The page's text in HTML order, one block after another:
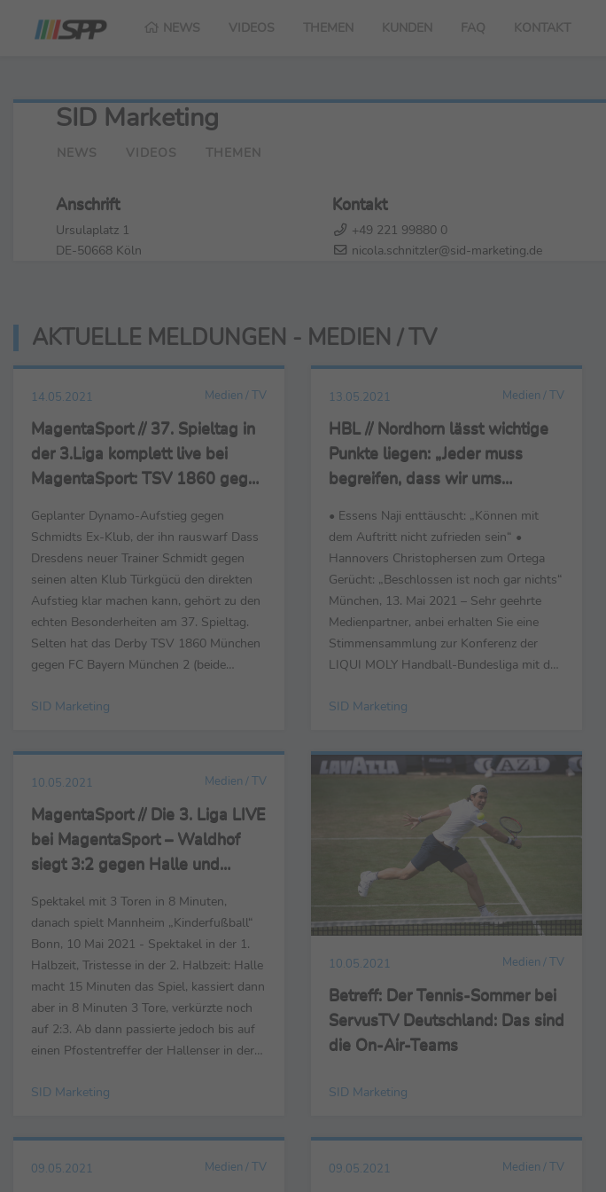
NEWS VIDEOS THEMEN KUNDEN FAQ KONTAKT
SID Marketing
NEWS VIDEOS THEMEN
Anschrift
Ursulaplatz 1
DE-50668 Köln
Kontakt
+49 221 99880 0
nicola.schnitzler@sid-marketing.de
AKTUELLE MELDUNGEN - MEDIEN / TV
14.05.2021 Medien / TV
MagentaSport // 37. Spieltag in
der 3.Liga komplett live bei
MagentaSport: TSV 1860 gegen
Geplanter Dynamo-Aufstieg gegen
Schmidts Ex-Klub, der ihn rauswarf Dass
Dresdens neuer Trainer Schmidt gegen
seinen alten Klub Türkgücü den direkten
Aufstieg klar machen kann, gehört zu den
echten Besonderheiten am 37. Spieltag.
Selten hat das Derby TSV 1860 München
gegen FC Bayern München 2 (beide
MagentaSport) unter solchen Vorzeichen
Punkten vom Aufstieg träumen – muss
SID Marketing
13.05.2021 Medien / TV
HBL // Nordhorn lässt wichtige
Punkte liegen: „Jeder muss
begreifen, dass wir ums
• Essens Naji enttäuscht: „Können mit
dem Auftritt nicht zufrieden sein“ •
Hannovers Christophersen zum Ortega
Gerücht: „Beschlossen ist noch gar nichts“
München, 13. Mai 2021 – Sehr geehrte
Medienpartner, anbei erhalten Sie eine
Stimmensammlung zur Konferenz der
LIQUI MOLY Handball-Bundesliga mit den
Berlin (27:27), FRISCH AUF! Göppingen –
Melsungen (30:30), TBV Lemgo Lippe –
TVB 1898 ...
SID Marketing
10.05.2021 Medien / TV
MagentaSport // Die 3. Liga LIVE
bei MagentaSport – Waldhof
siegt 3:2 gegen Halle und
Spektakel mit 3 Toren in 8 Minuten,
danach spielt Mannheim „Kinderfußball“
Bonn, 10 Mai 2021 - Spektakel in der 1.
Halbzeit, Tristesse in der 2. Halbzeit: Halle
macht 15 Minuten das Spiel, kassiert dann
aber in 8 Minuten 3 Tore, verkürzte noch
auf 2:3. Ab dann passierte jedoch bis auf
einen Pfostentreffer der Hallenser in der
Seriosität verloren und ein Stück weit
Mannheims Trainer über die 2 Tore von ...
SID Marketing
10.05.2021 Medien / TV
Betreff: Der Tennis-Sommer bei
ServusTV Deutschland: Das sind
die On-Air-Teams
SID Marketing
09.05.2021 Medien / TV 09.05.2021 Medien / TV